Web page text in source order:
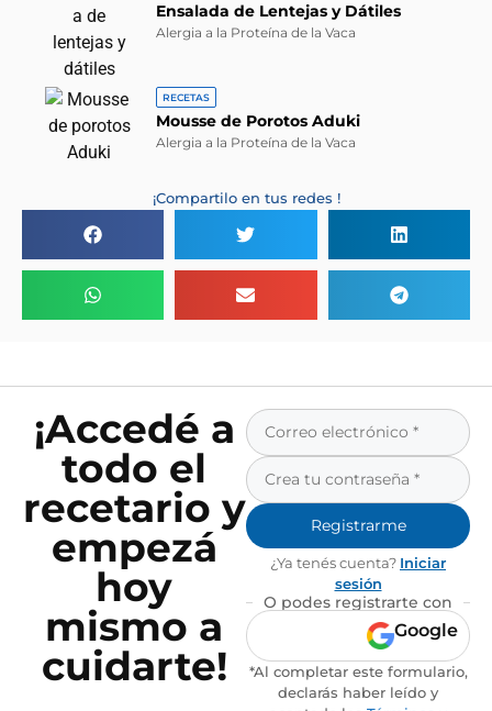
Ensalada de Lentejas y Dátiles
Alergia a la Proteína de la Vaca
RECETAS
Mousse de Porotos Aduki
Alergia a la Proteína de la Vaca
¡Compartilo en tus redes !
¡Accedé a
todo el
recetario y
empezá
hoy
mismo a
cuidarte!
Registrarme
¿Ya tenés cuenta? Iniciar
sesión
O podes registrarte con
Google
*Al completar este formulario,
declarás haber leído y